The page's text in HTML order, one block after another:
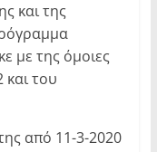
και της
με της όμοιες
του
από 11-3-2020